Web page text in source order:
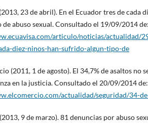
23 de abril). En el Ecuador tres de cada
de abuso sexual. Consultado el 19/09/2014 de:
articulo/noticias/actualidad/
diez-ninos-han-sufrido-algun-tipo-de
(2011, 1 de agosto). El 34,7% de asaltos no
en la justicia. Consultado el 20/09/2014 de:
actualidad/seguridad/34-
9 de marzo). 81 denuncias por abuso